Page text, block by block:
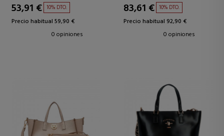
53,91 € 10% DTO.
Precio habitual 59,90 €
0 opiniones
83,61 € 10% DTO.
Precio habitual 92,90 €
0 opiniones